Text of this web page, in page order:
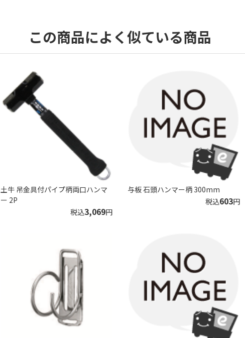
この商品によく似ている商品
土牛 吊金具付パイプ柄両口ハンマ
ー 2P
税込3,069円
与板 石頭ハンマー柄 300mm
税込603円